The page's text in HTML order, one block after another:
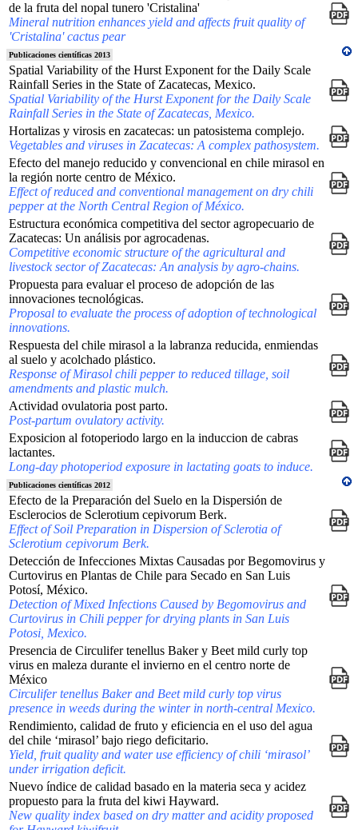
de la fruta del nopal tunero 'Cristalina'
Mineral nutrition enhances yield and affects fruit quality of
'Cristalina' cactus pear
Publicaciones científicas 2013
Spatial Variability of the Hurst Exponent for the Daily Scale
Rainfall Series in the State of Zacatecas, Mexico.
Spatial Variability of the Hurst Exponent for the Daily Scale
Rainfall Series in the State of Zacatecas, Mexico.
Hortalizas y virosis en zacatecas: un patosistema complejo.
Vegetables and viruses in Zacatecas: A complex pathosystem.
Efecto del manejo reducido y convencional en chile mirasol en
la región norte centro de México.
Effect of reduced and conventional management on dry chili
pepper at the North Central Region of México.
Estructura económica competitiva del sector agropecuario de
Zacatecas: Un análisis por agrocadenas.
Competitive economic structure of the agricultural and
livestock sector of Zacatecas: An analysis by agro-chains.
Propuesta para evaluar el proceso de adopción de las
innovaciones tecnológicas.
Proposal to evaluate the process of adoption of technological
innovations.
Respuesta del chile mirasol a la labranza reducida, enmiendas
al suelo y acolchado plástico.
Response of Mirasol chili pepper to reduced tillage, soil
amendments and plastic mulch.
Actividad ovulatoria post parto.
Post-partum ovulatory activity.
Exposicion al fotoperiodo largo en la induccion de cabras
lactantes.
Long-day photoperiod exposure in lactating goats to induce.
Publicaciones científicas 2012
Efecto de la Preparación del Suelo en la Dispersión de
Esclerocios de Sclerotium cepivorum Berk.
Effect of Soil Preparation in Dispersion of Sclerotia of
Sclerotium cepivorum Berk.
Detección de Infecciones Mixtas Causadas por Begomovirus y
Curtovirus en Plantas de Chile para Secado en San Luis
Potosí, México.
Detection of Mixed Infections Caused by Begomovirus and
Curtovirus in Chili pepper for drying plants in San Luis
Potosi, Mexico.
Presencia de Circulifer tenellus Baker y Beet mild curly top
virus en maleza durante el invierno en el centro norte de
México
Circulifer tenellus Baker and Beet mild curly top virus
presence in weeds during the winter in north-central Mexico.
Rendimiento, calidad de fruto y eficiencia en el uso del agua
del chile ‘mirasol’ bajo riego deficitario.
Yield, fruit quality and water use efficiency of chili ‘mirasol’
under irrigation deficit.
Nuevo índice de calidad basado en la materia seca y acidez
propuesto para la fruta del kiwi Hayward.
New quality index based on dry matter and acidity proposed